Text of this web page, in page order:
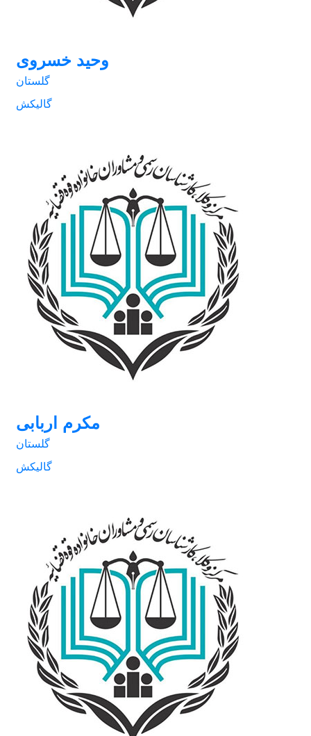
وحید خسروی
گلستان
گلستان